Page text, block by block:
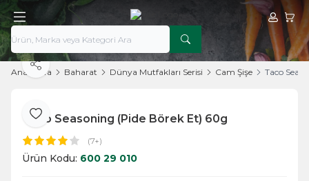
Hesabım
Ana Sayfa Baharat Dünya Mutfakları Serisi Cam Şişe Taco
Favoriye Ekle
Paylaş
Taco Seasoning (Pide Börek Et) 60g
(7+)
Ürün Kodu: 600 29 010